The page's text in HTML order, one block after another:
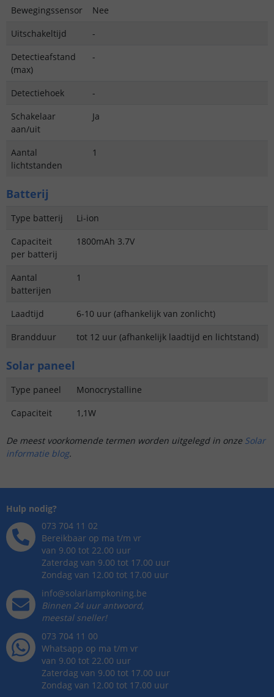
Bewegingssensor
Nee
Uitschakeltijd
-
Detectieafstand
(max)
-
Detectiehoek
-
Schakelaar
aan/uit
Ja
Aantal
lichtstanden
1
Batterij
Type batterij
Li-ion
Capaciteit
per batterij
1800mAh 3.7V
Aantal
batterijen
1
Laadtijd
6-10 uur (afhankelijk van zonlicht)
Brandduur
tot 12 uur (afhankelijk laadtijd en lichtstand)
Solar paneel
Type paneel
Monocrystalline
Capaciteit
1,1W
De meest voorkomende termen worden uitgelegd in onze Solar
informatie blog.
Hulp nodig?
073 704 11 02
Bereikbaar op ma t/m vr
van 9.00 tot 22.00 uur
Zaterdag van 9.00 tot 17.00 uur
Zondag van 12.00 tot 17.00 uur
info@solarlampkoning.be
Binnen 24 uur antwoord,
meestal sneller!
073 704 11 00
Whatsapp op ma t/m vr
van 9.00 tot 22.00 uur
Zaterdag van 9.00 tot 17.00 uur
Zondag van 12.00 tot 17.00 uur